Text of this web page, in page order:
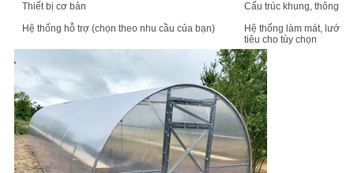
Thiết bị cơ bản
Cấu trúc khung, thông
Hệ thống hỗ trợ (chọn theo nhu cầu của bạn)
Hệ thống làm mát, lưới
tiêu cho tùy chọn